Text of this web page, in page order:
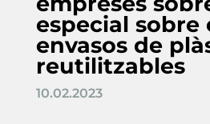
especial sobre
envasos de
reutilitzables
10.02.2023